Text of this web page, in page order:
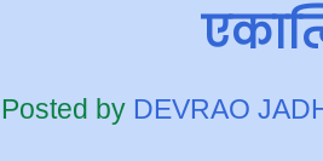
Posted by DEVRAO